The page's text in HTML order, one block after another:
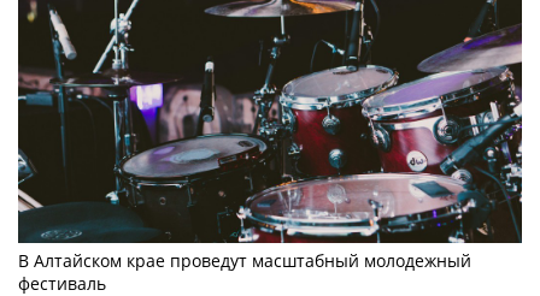
В Алтайском крае проведут масштабный молодежный
фестиваль